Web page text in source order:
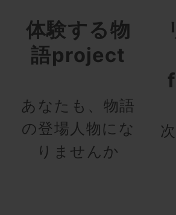
体験する物
語project
あなたも、物語
の登場人物にな
りませんか